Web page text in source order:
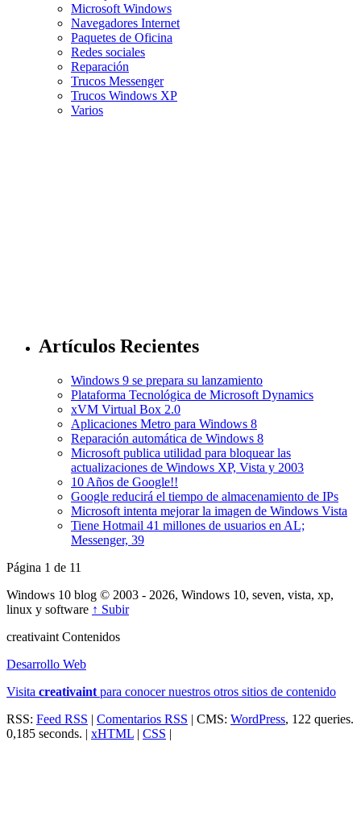
Microsoft Windows
Navegadores Internet
Paquetes de Oficina
Redes sociales
Reparación
Trucos Messenger
Trucos Windows XP
Varios
Artículos Recientes
Windows 9 se prepara su lanzamiento
Plataforma Tecnológica de Microsoft Dynamics
xVM Virtual Box 2.0
Aplicaciones Metro para Windows 8
Reparación automática de Windows 8
Microsoft publica utilidad para bloquear las
actualizaciones de Windows XP, Vista y 2003
10 Años de Google!!
Google reducirá el tiempo de almacenamiento de IPs
Microsoft intenta mejorar la imagen de Windows Vista
Tiene Hotmail 41 millones de usuarios en AL;
Messenger, 39
Página 1 de 11
Windows 10 blog © 2003 - 2026, Windows 10, seven, vista, xp,
linux y software ↑ Subir
creativaint Contenidos
Desarrollo Web
Visita creativaint para conocer nuestros otros sitios de contenido
RSS: Feed RSS | Comentarios RSS | CMS: WordPress, 122 queries.
0,185 seconds. | xHTML | CSS |